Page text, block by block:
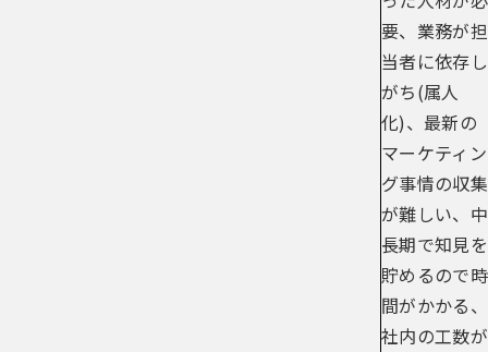
要、業務が担
当者に依存し
がち(属人
化)、最新の
マーケティン
グ事情の収集
が難しい、中
長期で知見を
貯めるので時
間がかかる、
社内の工数が